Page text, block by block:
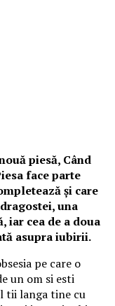
piesă, Când
face parte
și care
una
iar cea de a doua
asupra iubirii.
pe care o
un om si esti
tii langa tine cu